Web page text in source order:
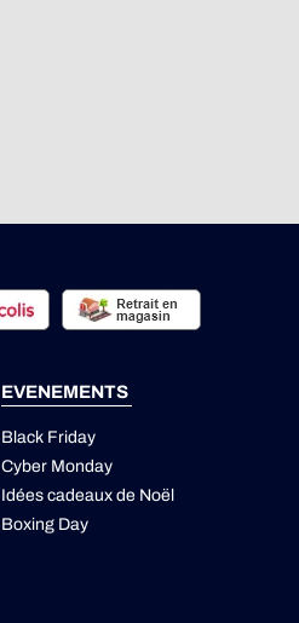
EVENEMENTS
Black Friday
Cyber Monday
Idées cadeaux de Noël
Boxing Day